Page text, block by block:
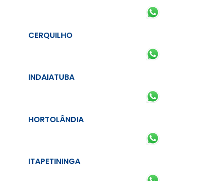
CERQUILHO
INDAIATUBA
HORTOLÂNDIA
ITAPETININGA